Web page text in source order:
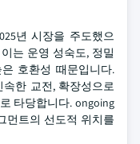
년 시장을 주도했으
는 운영 성숙도, 정밀
호환성 때문입니다.
속한 교전, 확장성으로
타당합니다. ongoing
먼트의 선도적 위치를